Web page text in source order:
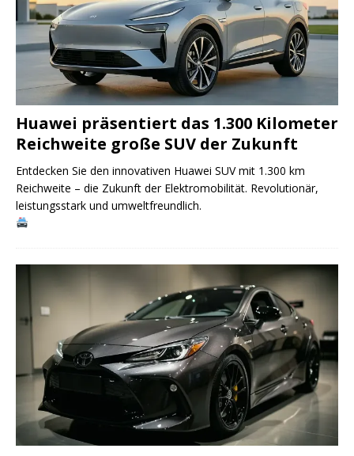
Huawei präsentiert das 1.300 Kilometer
Reichweite große SUV der Zukunft
Entdecken Sie den innovativen Huawei SUV mit 1.300 km
Reichweite – die Zukunft der Elektromobilität. Revolutionär,
leistungsstark und umweltfreundlich.